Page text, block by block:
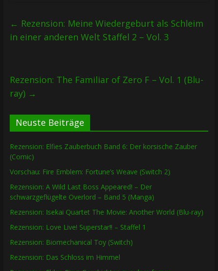
← Rezension: Meine Wiedergeburt als Schleim
in einer anderen Welt Staffel 2 – Vol. 3
Rezension: The Familiar of Zero F – Vol. 1 (Blu-
ray) →
Neuste Beiträge
Rezension: Elfies Zauberbuch Band 6: Der korsische Zauber
(Comic)
Vorschau: Fire Emblem: Fortune’s Weave (Switch 2)
Rezension: A Wild Last Boss Appeared! – Der
schwarzgeflügelte Overlord – Band 5 (Manga)
Rezension: Isekai Quartet The Movie: Another World (Blu-ray)
Rezension: Love Live! Superstar!! – Staffel 1
Rezension: Biomechanical Toy (Switch)
Rezension: Das Schloss im Himmel